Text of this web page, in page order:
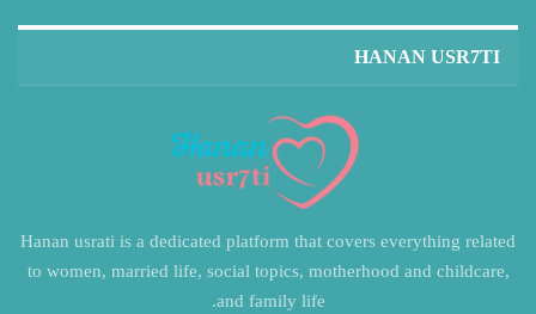
HANAN USR7TI
Hanan usrati is a dedicated platform that covers everything related
to women, married life, social topics, motherhood and childcare,
and family life.